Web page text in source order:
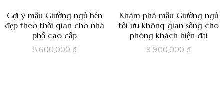
Gợi ý mẫu Giường ngủ bền
đẹp theo thời gian cho nhà
phố cao cấp
8,600,000 ₫
Khám phá mẫu Giường ngủ
tối ưu không gian sống cho
phòng khách hiện đại
9,900,000 ₫